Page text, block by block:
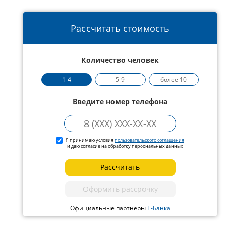
Рассчитать стоимость
Количество человек
1-4 5-9 более 10
Введите номер телефона
Я принимаю условияпользовательского соглашения
и даю согласие на обработку персональных данных
Рассчитать
Оформить рассрочку
Официальные партнерыТ-Банка